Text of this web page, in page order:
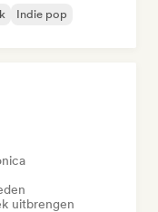
Indie pop
uitbrengen